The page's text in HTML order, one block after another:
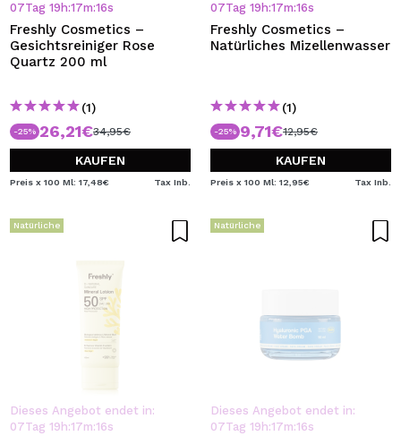
07Tag 19 h:17m:16s
Freshly Cosmetics –
Gesichtsreiniger Rose
Quartz 200 ml
(1)
-25% 26,21€34,95€
KAUFEN
Preis x 100 Ml: 17,48€ Tax Inb.
07Tag 19 h:17m:16s
Freshly Cosmetics –
Natürliches Mizellenwasser
(1)
-25% 9,71€12,95€
KAUFEN
Preis x 100 Ml: 12,95€ Tax Inb.
Natürliche
Dieses Angebot endet in:
07Tag 19 h:17m:16s
Natürliche
Dieses Angebot endet in:
07Tag 19 h:17m:16s